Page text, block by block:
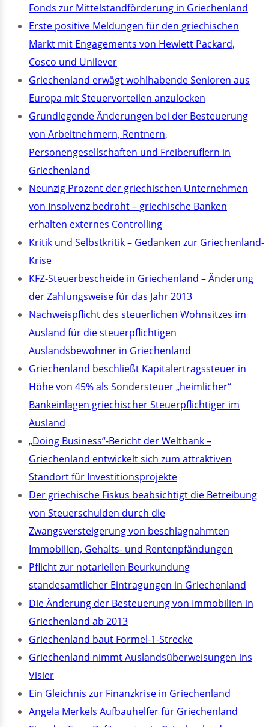
Fonds zur Mittelstandförderung in Griechenland
Erste positive Meldungen für den griechischen
Markt mit Engagements von Hewlett Packard,
Cosco und Unilever
Griechenland erwägt wohlhabende Senioren aus
Europa mit Steuervorteilen anzulocken
Grundlegende Änderungen bei der Besteuerung
von Arbeitnehmern, Rentnern,
Personengesellschaften und Freiberuflern in
Griechenland
Neunzig Prozent der griechischen Unternehmen
von Insolvenz bedroht – griechische Banken
erhalten externes Controlling
Kritik und Selbstkritik – Gedanken zur Griechenland-
Krise
KFZ-Steuerbescheide in Griechenland – Änderung
der Zahlungsweise für das Jahr 2013
Nachweispflicht des steuerlichen Wohnsitzes im
Ausland für die steuerpflichtigen
Auslandsbewohner in Griechenland
Griechenland beschließt Kapitalertragssteuer in
Höhe von 45% als Sondersteuer „heimlicher“
Bankeinlagen griechischer Steuerpflichtiger im
Ausland
„Doing Business“-Bericht der Weltbank –
Griechenland entwickelt sich zum attraktiven
Standort für Investitionsprojekte
Der griechische Fiskus beabsichtigt die Betreibung
von Steuerschulden durch die
Zwangsversteigerung von beschlagnahmten
Immobilien, Gehalts- und Rentenpfändungen
Pflicht zur notariellen Beurkundung
standesamtlicher Eintragungen in Griechenland
Die Änderung der Besteuerung von Immobilien in
Griechenland ab 2013
Griechenland baut Formel-1-Strecke
Griechenland nimmt Auslandsüberweisungen ins
Visier
Ein Gleichnis zur Finanzkrise in Griechenland
Angela Merkels Aufbauhelfer für Griechenland